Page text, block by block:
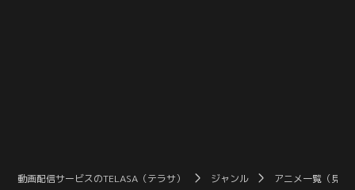
動画配信サービスのTELASA（テラサ） ジャンル アニメ一覧（見放